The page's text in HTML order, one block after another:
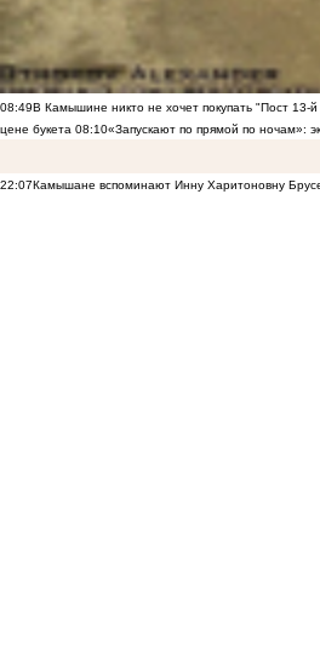
08:49В Камышине никто не хочет покупать "Пост 13-
цене букета 08:10«Запускают по прямой по ночам»:
22:07Камышане вспоминают Инну Харитоновну